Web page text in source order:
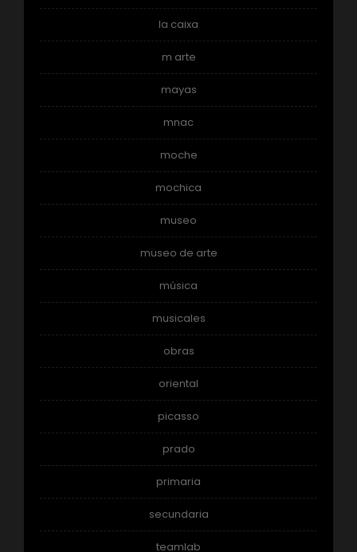
la caixa
m arte
mayas
mnac
moche
mochica
museo
museo de arte
música
musicales
obras
oriental
picasso
prado
primaria
secundaria
teamlab